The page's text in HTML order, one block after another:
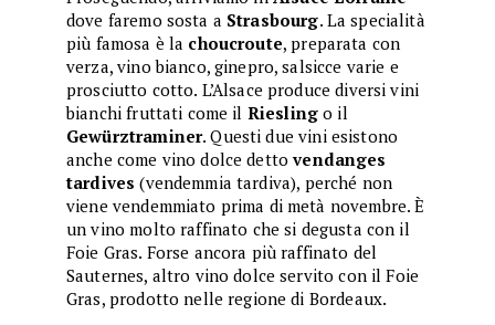
dove faremo sosta a Strasbourg. La specialità
più famosa è la choucroute, preparata con
verza, vino bianco, ginepro, salsicce varie e
prosciutto cotto. L’Alsace produce diversi vini
bianchi fruttati come il Rieslingo il
Gewürztraminer. Questi due vini esistono
anche come vino dolce dettovendanges
tardives (vendemmia tardiva), perché non
viene vendemmiato prima di metà novembre. È
un vino molto raffinato che si degusta con il
Foie Gras. Forse ancora più raffinato del
Sauternes, altro vino dolce servito con il Foie
Gras, prodotto nelle regione di Bordeaux.